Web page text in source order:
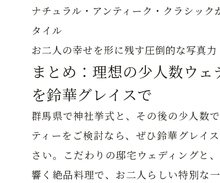
ナチュラル・アンティーク・クラシック
タイル
お二人の幸せを形に残す圧倒的な写真力
まとめ：理想の少人数ウェ
を鈴華グレイスで
群馬県で神社挙式と、その後の少人数
ティーをご検討なら、ぜひ鈴華グレイ
さい。こだわりの邸宅ウェディングと
響く絶品料理で、お二人らしい特別な